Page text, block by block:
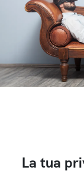
La tua